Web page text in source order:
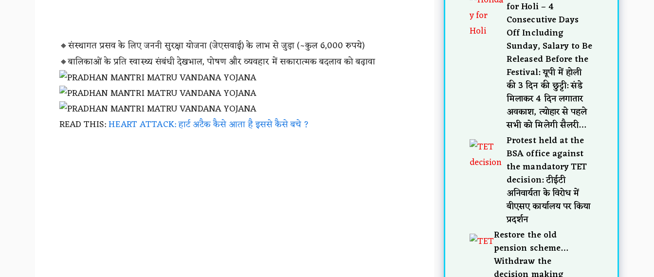
🔸संस्थागत प्रसव के लिए जननी सुरक्षा योजना (जेएसवाई) के लाभ से जुड़ा (~कुल 6,000 रुपये)
🔸बालिकाओं के प्रति स्वास्थ्य संबंधी देखभाल, पोषण और व्यवहार में सकारात्मक बदलाव को बढ़ावा
READ THIS:HEART ATTACK: हार्ट अटैक कैसे आता है इससे कैसे बचे ?
for Holi – 4
Consecutive Days
Off Including
Sunday, Salary to Be
Released Before the
Festival: यूपी में होली
की 3 दिन की छुट्टी: संडे
मिलाकर 4 दिन लगातार
अवकाश, त्योहार से पहले
सभी को मिलेगी सैलरी…
Protest held at the
BSA office against
the mandatory TET
decision: टीईटी
अनिवार्यता के विरोध में
बीएसए कार्यालय पर किया
प्रदर्शन
Restore the old
pension scheme…
Withdraw the